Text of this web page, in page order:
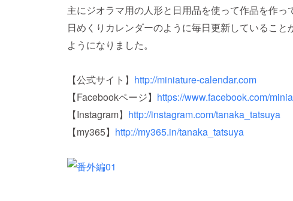
主にジオラマ用の人形と日用品を使って作品を作っ
日めくりカレンダーのように毎日更新しているこ
ようになりました。
【公式サイト】 http://miniature-calendar.com
【Facebookページ】 https://www.facebook.com/
【Instagram】 http://instagram.com/tanaka_tatsuya
【my365】 http://my365.in/tanaka_tatsuya